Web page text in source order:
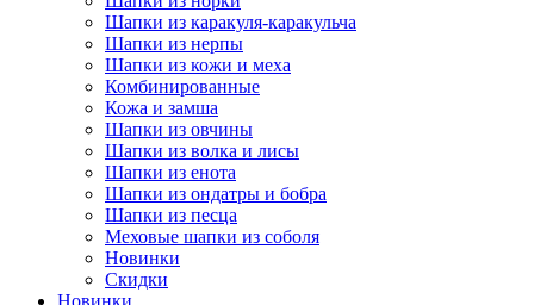
Шапки из каракуля-каракульча
Шапки из нерпы
Шапки из кожи и меха
Комбинированные
Кожа и замша
Шапки из овчины
Шапки из волка и лисы
Шапки из енота
Шапки из ондатры и бобра
Шапки из песца
Меховые шапки из соболя
Новинки
Скидки
Новинки